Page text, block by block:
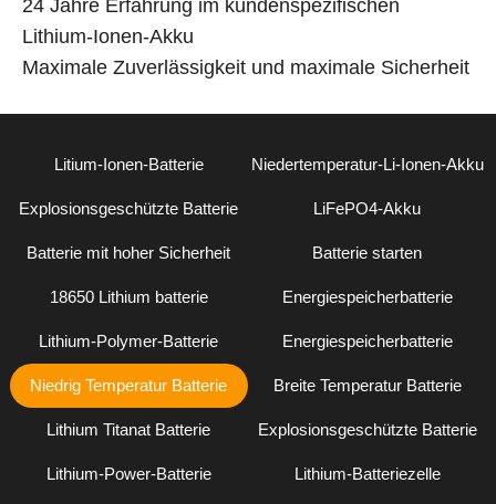
24 Jahre Erfahrung im kundenspezifischen
Lithium-Ionen-Akku
Maximale Zuverlässigkeit und maximale Sicherheit
Litium-Ionen-Batterie Niedertemperatur-Li-Ionen-Akku
Explosionsgeschützte Batterie LiFePO4-Akku
Batterie mit hoher Sicherheit Batterie starten
18650 Lithium batterie Energiespeicherbatterie
Lithium-Polymer-Batterie Energiespeicherbatterie
Niedrig Temperatur Batterie Breite Temperatur Batterie
Lithium Titanat Batterie Explosionsgeschützte Batterie
Lithium-Power-Batterie Lithium-Batteriezelle